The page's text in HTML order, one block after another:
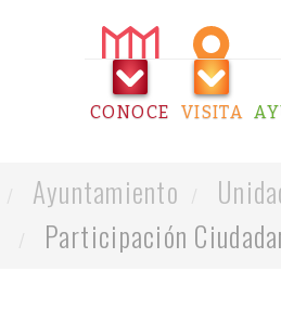
CONOCE VISITA
Ayuntamiento
Participación